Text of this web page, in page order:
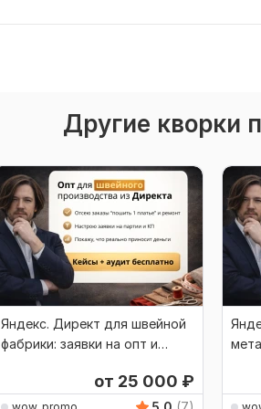
Другие кворки
Яндекс. Директ для швейной
фабрики: заявки на опт и
от 25 000 ₽